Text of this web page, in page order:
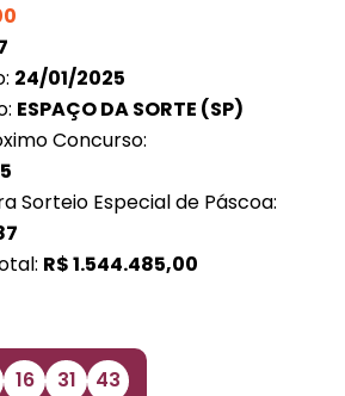
24/01/2025
ESPAÇO DA SORTE (SP)
Concurso:
Sorteio Especial de Páscoa:
R$1.544.485,00
16 31 43